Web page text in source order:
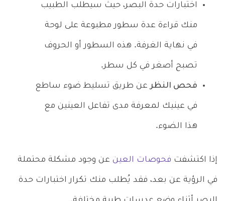
اختبارات حدة البصر، حيث سيطلب الطبيب
منك قراءة عدة سطور مطبوعة على لوحة
في نهاية الغرفة. هذه السطور أو الحروف
تصبح أصغر في كل سطر.
فحص النظرعن طريق تسليط ضوء ساطع
في عينيك لمعرفة مدى تفاعل العينين مع
هذا الضوء.
إذا اكتشفت فحوصات العين عن وجود مشكلة محتملة
في الرؤية عن بعد، فقد يُطلب منك تكرار اختبارات حدة